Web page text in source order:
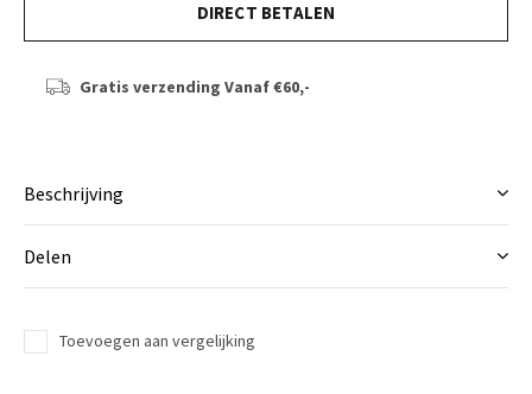
DIRECT BETALEN
Gratis verzending Vanaf €60,-
Beschrijving
Delen
Toevoegen aan vergelijking